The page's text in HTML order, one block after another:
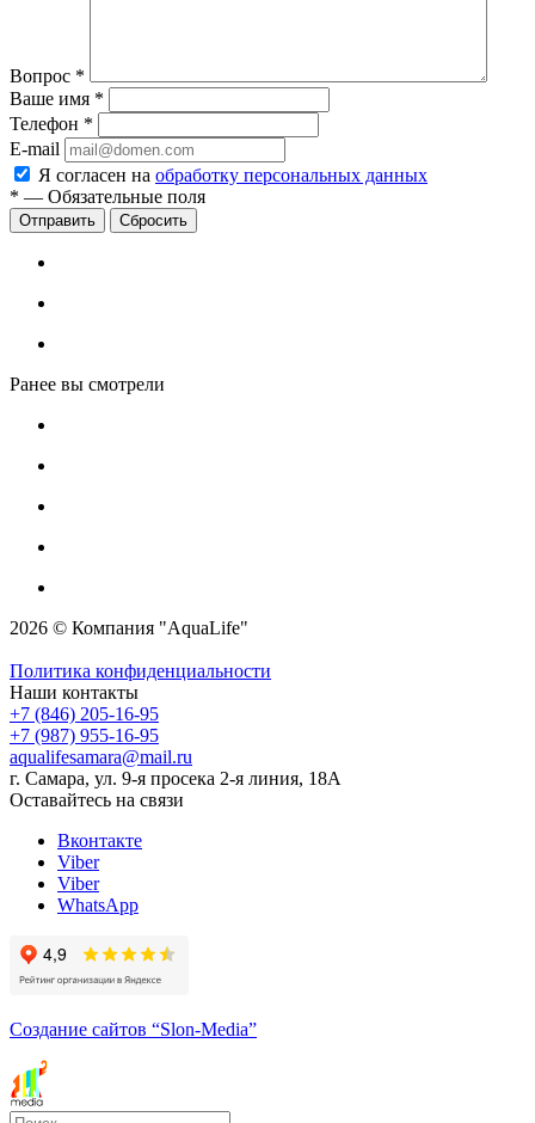
Вопрос *
Ваше имя *
Телефон *
E-mail
Я согласен на обработку персональных данных
* — Обязательные поля
Сбросить
Ранее вы смотрели
2026 © Компания "AquaLife"
Политика конфиденциальности
Наши контакты
+7 (846) 205-16-95
+7 (987) 955-16-95
aqualifesamara@mail.ru
г. Самара, ул. 9-я просека 2-я линия, 18А
Оставайтесь на связи
Вконтакте
Viber
Viber
WhatsApp
Создание сайтов “Slon-Media”